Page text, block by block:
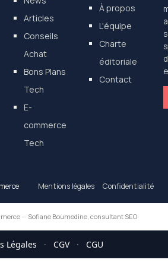
Articles
Conseils
Achat
Bons Plans
Tech
E-
commerce
Tech
À propos
L'équipe
Charte
éditoriale
Contact
Mentions légales Confidentialité
— Sofiane Boumedine, consultant SEO
Légales · CGV · CGU